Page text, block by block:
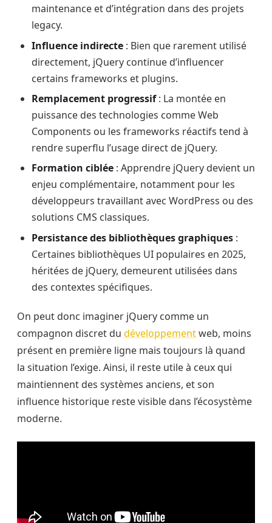
maintenance et d’intégration dans des projets
legacy.
Influence indirecte : Bien que rarement utilisé
directement, jQuery continue d’influencer
certains frameworks et plugins.
Remplacement progressif: La montée en
puissance des technologies comme Web
Components ou les frameworks réactifs tend à
rendre superflu l’usage direct de jQuery.
Formation ciblée : Apprendre jQuery devient un
enjeu complémentaire, notamment pour les
développeurs travaillant avec WordPress ou des
solutions CMS classiques.
Persistance des bibliothèques graphiques :
Certaines bibliothèques UI populaires en 2025,
héritées de jQuery, demeurent utilisées dans
des contextes spécifiques.
On peut donc imaginer jQuery comme un
compagnon discret du développementweb, moins
présent en première ligne mais toujours là quand
la situation l’exige. Ainsi, il reste utile à ceux qui
maintiennent des systèmes anciens, et son
influence historique reste visible dans l’écosystème
moderne.